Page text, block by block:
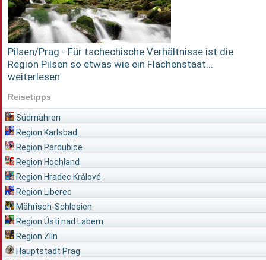
Pilsen/Prag - Für tschechische Verhältnisse ist die
Region Pilsen so etwas wie ein Flächenstaat...
weiterlesen
Reisetipps
Südmähren
Region Karlsbad
Region Pardubice
Region Hochland
Region Hradec Králové
Region Liberec
Mährisch-Schlesien
Region Ústí nad Labem
Region Zlín
Hauptstadt Prag